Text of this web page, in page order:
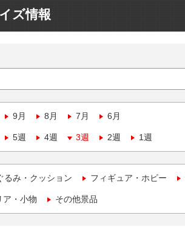
ズ情報
9月 8月 7月 6月
5週 4週 3週 2週 1週
るみ・クッション フィギュア・ホビー
ア・小物 その他景品